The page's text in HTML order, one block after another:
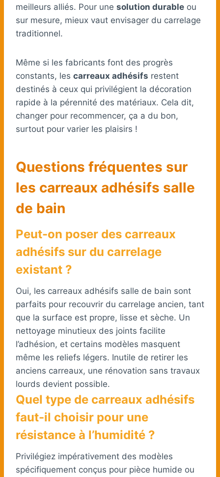
meilleurs alliés. Pour une solution durable ou
sur mesure, mieux vaut envisager du carrelage
traditionnel.
Même si les fabricants font des progrès
constants, les carreaux adhésifs restent
destinés à ceux qui privilégient la décoration
rapide à la pérennité des matériaux. Cela dit,
changer pour recommencer, ça a du bon,
surtout pour varier les plaisirs !
Questions fréquentes sur
les carreaux adhésifs salle
de bain
Peut-on poser des carreaux
adhésifs sur du carrelage
existant ?
Oui, les carreaux adhésifs salle de bain sont
parfaits pour recouvrir du carrelage ancien, tant
que la surface est propre, lisse et sèche. Un
nettoyage minutieux des joints facilite
l’adhésion, et certains modèles masquent
même les reliefs légers. Inutile de retirer les
anciens carreaux, une rénovation sans travaux
lourds devient possible.
Quel type de carreaux adhésifs
faut-il choisir pour une
résistance à l’humidité ?
Privilégiez impérativement des modèles
spécifiquement conçus pour pièce humide ou